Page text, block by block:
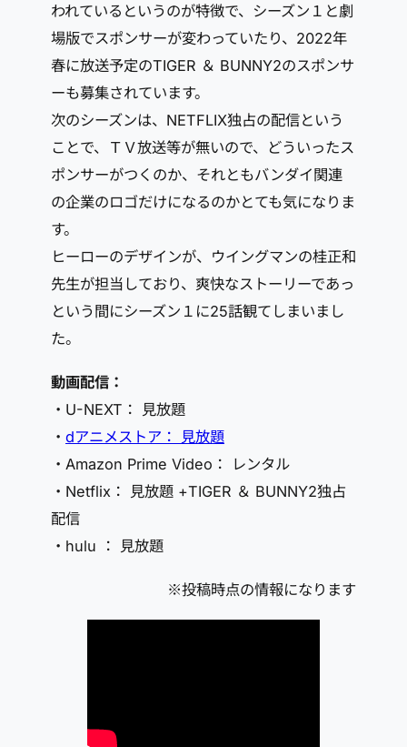
われているというのが特徴で、シーズン１と劇
場版でスポンサーが変わっていたり、2022年
春に放送予定のTIGER ＆ BUNNY2のスポンサ
ーも募集されています。
次のシーズンは、NETFLIX独占の配信という
ことで、ＴＶ放送等が無いので、どういったス
ポンサーがつくのか、それともバンダイ関連
の企業のロゴだけになるのかとても気になりま
す。
ヒーローのデザインが、ウイングマンの桂正和
先生が担当しており、爽快なストーリーであっ
という間にシーズン１に25話観てしまいまし
た。
動画配信：
・U-NEXT： 見放題
・ dアニメストア： 見放題
・Amazon Prime Video： レンタル
・Netflix： 見放題 +TIGER ＆ BUNNY2独占
配信
・hulu ： 見放題
※投稿時点の情報になります